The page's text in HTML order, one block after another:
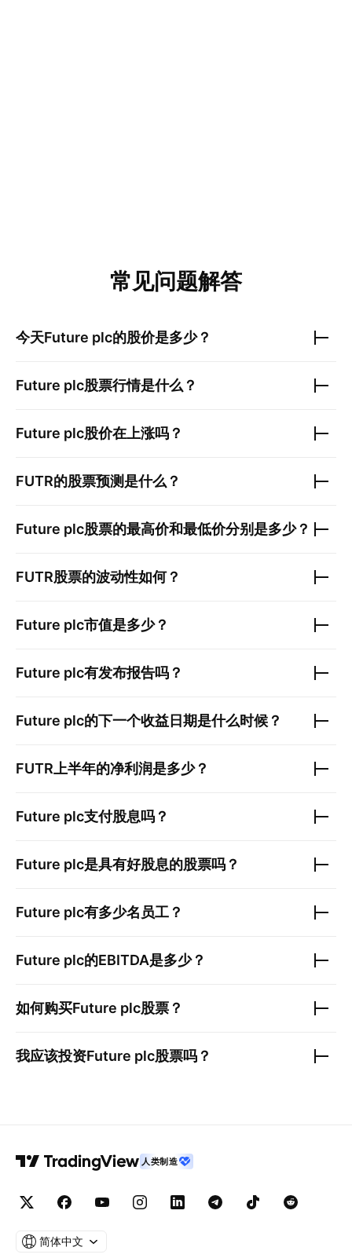
常见问题解答
今天Future plc的股价是多少？
Future plc股票行情是什么？
Future plc股价在上涨吗？
FUTR的股票预测是什么？
Future plc股票的最高价和最低价分别是多少？
FUTR股票的波动性如何？
Future plc市值是多少？
Future plc有发布报告吗？
Future plc的下一个收益日期是什么时候？
FUTR 上半年的净利润是多少？
Future plc支付股息吗？
Future plc是具有好股息的股票吗？
Future plc有多少名员工？
Future plc的EBITDA是多少？
如何购买Future plc股票？
我应该投资Future plc股票吗？
人类制造
简体中文